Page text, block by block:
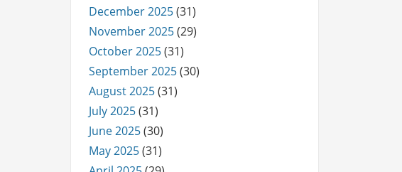
December 2025(31)
November 2025(29)
October 2025(31)
September 2025(30)
August 2025(31)
July 2025(31)
June 2025(30)
May 2025(31)